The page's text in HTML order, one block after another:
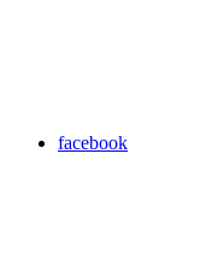
facebook